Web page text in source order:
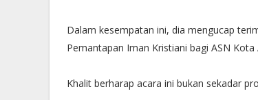
Dalam kesempatan ini, dia mengucap
Pemantapan Iman Kristiani bagi ASN
Khalit berharap acara ini bukan sekadar